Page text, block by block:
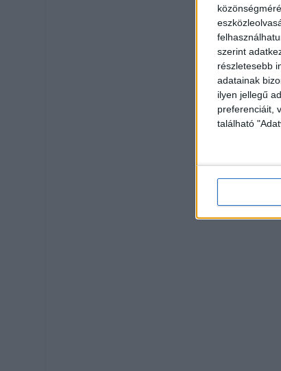
szerint
részletesebb
adatainak
ilyen jellegű
preferenciáit,
található